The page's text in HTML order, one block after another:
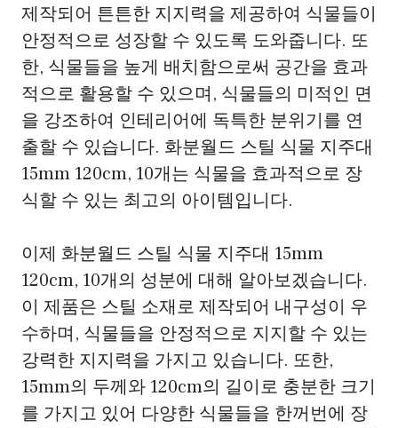
제작되어 튼튼한 지지력을 제공하여 식물들이
안정적으로 성장할 수 있도록 도와줍니다. 또
한, 식물들을 높게 배치함으로써 공간을 효과
적으로 활용할 수 있으며, 식물들의 미적인 면
을 강조하여 인테리어에 독특한 분위기를 연
출할 수 있습니다. 화분월드 스틸 식물 지주대
15mm 120cm, 10개는 식물을 효과적으로 장
식할 수 있는 최고의 아이템입니다.
이제 화분월드 스틸 식물 지주대 15mm
120cm, 10개의 성분에 대해 알아보겠습니다.
이 제품은 스틸 소재로 제작되어 내구성이 우
수하며, 식물들을 안정적으로 지지할 수 있는
강력한 지지력을 가지고 있습니다. 또한,
15mm의 두께와 120cm의 길이로 충분한 크기
를 가지고 있어 다양한 식물들을 한꺼번에 장